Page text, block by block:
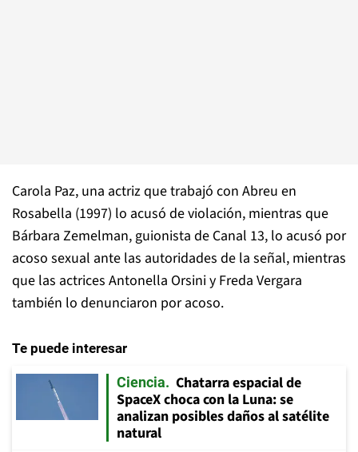
Carola Paz, una actriz que trabajó con Abreu en
Rosabella (1997) lo acusó de violación, mientras que
Bárbara Zemelman, guionista de Canal 13, lo acusó por
acoso sexual ante las autoridades de la señal, mientras
que las actrices Antonella Orsini y Freda Vergara
también lo denunciaron por acoso.
Te puede interesar
Ciencia
Chatarra espacial de
SpaceX choca con la Luna: se
analizan posibles daños al satélite
natural